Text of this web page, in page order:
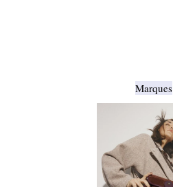
Marques